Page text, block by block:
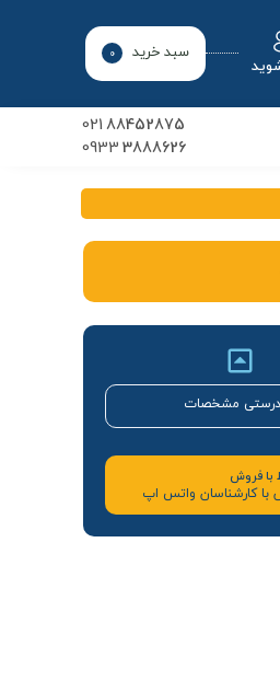
سبد خرید 0
88452875
021
3888626
0933
مشخصات
با فروش
با کارشناسان واتس اپ